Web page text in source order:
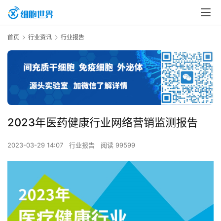
首页 行业资讯 行业报告
2023年医药健康行业网络营销监测报告
2023-03-29 14:07 行业报告 阅读 99599